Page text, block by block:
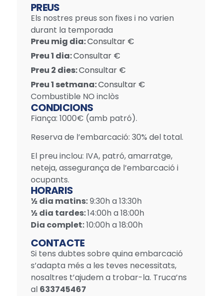
PREUS
Els nostres preus son fixes i no varien
durant la temporada
Preu mig dia:Consultar €
Preu 1 dia:Consultar €
Preu 2 dies:Consultar €
Preu 1 setmana:Consultar €
Combustible NO inclòs
CONDICIONS
Fiança: 1000€ (amb patró).
Reserva de l’embarcació: 30% del total.
El preu inclou: IVA, patró, amarratge,
neteja, assegurança de l’embarcació i
ocupants.
HORARIS
½ dia matins:9:30h a 13:30h
½ dia tardes:14:00h a 18:00h
Dia complet:10:00h a 18:00h
CONTACTE
Si tens dubtes sobre quina embarcació
s’adapta més a les teves necessitats,
nosaltres t’ajudem a trobar-la. Truca’ns
al 633745467